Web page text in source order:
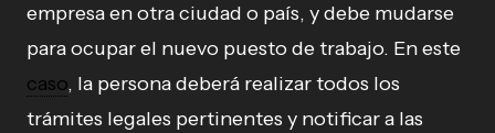
empresa en otra ciudad o país, y debe mudarse
para ocupar el nuevo puesto de trabajo. En este
caso, la persona deberá realizar todos los
trámites legales pertinentes y notificar a las